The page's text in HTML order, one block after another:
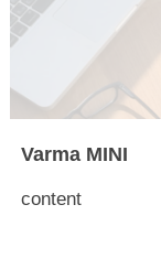
Varma MINI
content